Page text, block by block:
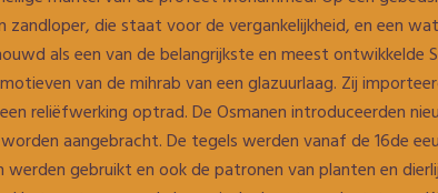
zandloper, die staat voor de vergankelijkheid, en een
als een van de belangrijkste en meest ontwikkelde
van de mihrab van een glazuurlaag. Zij
reliëfwerking optrad. De Osmanen introduceerden
aangebracht. De tegels werden vanaf de 16de
gebruikt en ook de patronen van planten en